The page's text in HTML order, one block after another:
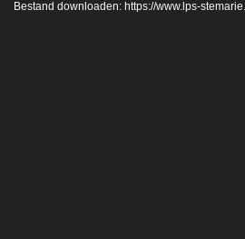
Bestand downloaden: https://www.lps-